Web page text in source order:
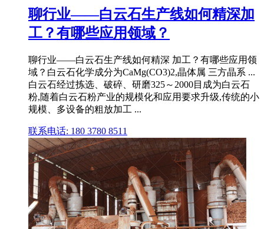
聊行业——白云石生产线如何精深加
工？有哪些应用领域？
聊行业——白云石生产线如何精深 加工？有哪些应用领
域？白云石化学成分为CaMg(CO3)2,晶体属 三方晶系 ...
白云石经过拣选、破碎、研磨325～2000目成为白云石
粉,随着白云石粉产业的规模化和应用要求升级,传统的小
规模、多设备的粗放加工 ...
联系电话: 180 3780 8511